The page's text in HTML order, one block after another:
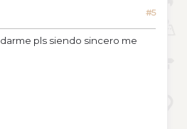
#5
pls siendo sincero me